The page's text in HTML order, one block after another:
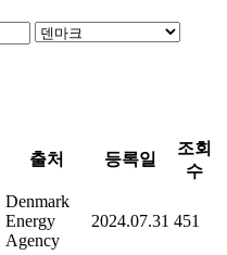
출처 등록일
조회
수
Denmark
Energy
Agency
2024.07.31 451